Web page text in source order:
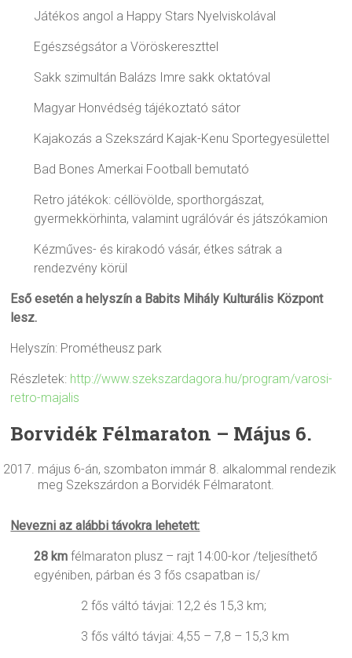
Játékos angol a Happy Stars Nyelviskolával
Egészségsátor a Vöröskereszttel
Sakk szimultán Balázs Imre sakk oktatóval
Magyar Honvédség tájékoztató sátor
Kajakozás a Szekszárd Kajak-Kenu Sportegyesülettel
Bad Bones Amerkai Football bemutató
Retro játékok: céllövölde, sporthorgászat,
gyermekkörhinta, valamint ugrálóvár és játszókamion
Kézműves- és kirakodó vásár, étkes sátrak a
rendezvény körül
Eső esetén a helyszín a Babits Mihály Kulturális Központ
lesz.
Helyszín: Prométheusz park
Részletek: http://www.szekszardagora.hu/program/varosi-
retro-majalis
Borvidék Félmaraton – Május 6.
május 6-án, szombaton immár 8. alkalommal rendezik
meg Szekszárdon a Borvidék Félmaratont.
Nevezni az alábbi távokra lehetett:
28 km félmaraton plusz – rajt 14:00-kor /teljesíthető
egyéniben, párban és 3 fős csapatban is/
2 fős váltó távjai: 12,2 és 15,3 km;
3 fős váltó távjai: 4,55 – 7,8 – 15,3 km